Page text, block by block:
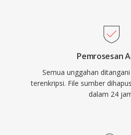
distribusi media yang dapat
Pemrosesan
Semua unggahan
terenkripsi. File sumber
dalam 24